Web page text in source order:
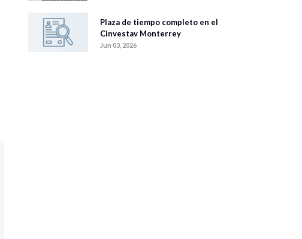
Plaza de tiempo completo en el
Cinvestav Monterrey
Jun 03, 2026